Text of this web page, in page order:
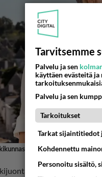
ja Jari Rask Unelmia
kertoo Ralph-
Tarvitsemme
Palvelu ja sen
käyttäen evästeitä
Palvelu ja sen
Tarkoitukset
Tarkat sijaintitiedot
Kohdennettu
Personoitu sisältö,